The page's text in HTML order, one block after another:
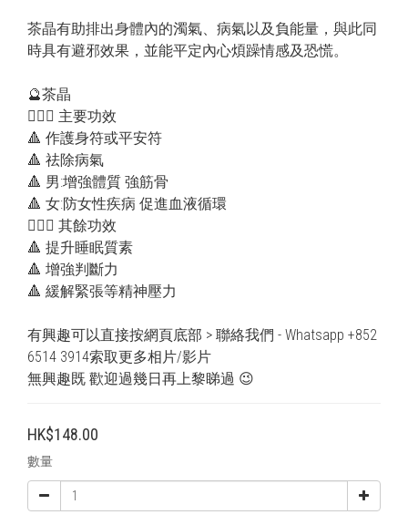
茶晶有助排出身體內的濁氣、病氣以及負能量，與此同
時具有避邪效果，並能平定內心煩躁情感及恐慌。
🔮茶晶
💁🏻‍♀️ 主要功效
🔺 作護身符或平安符
🔺 祛除病氣
🔺 男:增強體質 強筋骨
🔺 女:防女性疾病 促進血液循環
💁🏻‍♂️ 其餘功效
🔺 提升睡眠質素
🔺 增強判斷力
🔺 緩解緊張等精神壓力
有興趣可以直接按網頁底部 > 聯絡我們 - Whatsapp +852
6514 3914索取更多相片/影片
無興趣既 歡迎過幾日再上黎睇過 😉
HK$148.00
數量